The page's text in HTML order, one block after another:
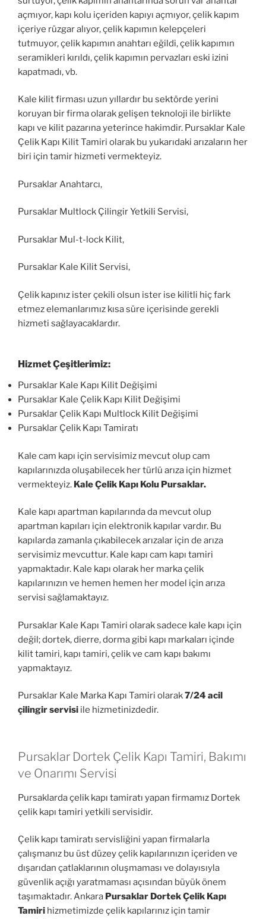
açmıyor, kapı kolu içeriden kapıyı açmıyor, çelik kapım
içeriye rüzgar alıyor, çelik kapımın kelepçeleri
tutmuyor, çelik kapımın anahtarı eğildi, çelik kapımın
seramikleri kırıldı, çelik kapımın pervazları eski izini
kapatmadı, vb.
Kale kilit firması uzun yıllardır bu sektörde yerini
koruyan bir firma olarak gelişen teknoloji ile birlikte
kapı ve kilit pazarına yeterince hakimdir. Pursaklar Kale
Çelik Kapı Kilit Tamiri olarak bu yukarıdaki arızaların her
biri için tamir hizmeti vermekteyiz.
Pursaklar Anahtarcı,
Pursaklar Multlock Çilingir Yetkili Servisi,
Pursaklar Mul-t-lock Kilit,
Pursaklar Kale Kilit Servisi,
Çelik kapınız ister çekili olsun ister ise kilitli hiç fark
etmez elemanlarımız kısa süre içerisinde gerekli
hizmeti sağlayacaklardır.
Hizmet Çeşitlerimiz:
Pursaklar Kale Kapı Kilit Değişimi
Pursaklar Kale Çelik Kapı Kilit Değişimi
Pursaklar Çelik Kapı Multlock Kilit Değişimi
Pursaklar Çelik Kapı Tamiratı
Kale cam kapı için servisimiz mevcut olup cam
kapılarınızda oluşabilecek her türlü arıza için hizmet
vermekteyiz. Kale Çelik Kapı Kolu Pursaklar.
Kale kapı apartman kapılarında da mevcut olup
apartman kapıları için elektronik kapılar vardır. Bu
kapılarda zamanla çıkabilecek arızalar için de arıza
servisimiz mevcuttur. Kale kapı cam kapı tamiri
yapmaktadır. Kale kapı olarak her marka çelik
kapılarınızın ve hemen hemen her model için arıza
servisi sağlamaktayız.
Pursaklar Kale Kapı Tamiri olarak sadece kale kapı için
değil; dortek, dierre, dorma gibi kapı markaları içinde
kilit tamiri, kapı tamiri, çelik ve cam kapı bakımı
yapmaktayız.
Pursaklar Kale Marka Kapı Tamiri olarak7/24 acil
çilingir servisi ile hizmetinizdedir.
Pursaklar Dortek Çelik Kapı Tamiri, Bakımı
ve Onarımı Servisi
Pursaklarda çelik kapı tamiratı yapan firmamız Dortek
çelik kapı tamiri yetkili servisidir.
Çelik kapı tamiratı servisliğini yapan firmalarla
çalışmanız bu üst düzey çelik kapılarınızın içeriden ve
dışarıdan çatlaklarının oluşmaması ve dolayısıyla
güvenlik açığı yaratmaması açısından büyük önem
taşımaktadır. Ankara Pursaklar Dortek Çelik Kapı
Tamiri hizmetimizde çelik kapılarınız için tamir